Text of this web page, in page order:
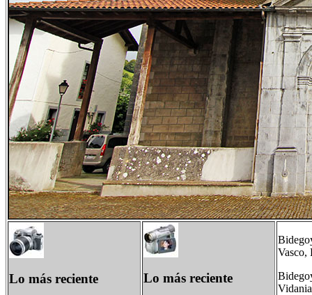
Lo más reciente Lo más reciente
Vasco,